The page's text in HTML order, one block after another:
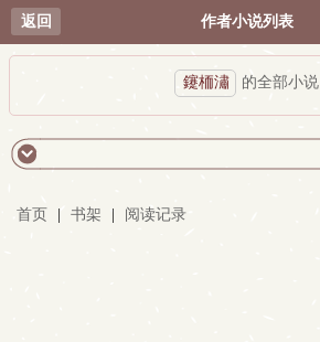
返回 作者小说列表
鑳栭潚 的全部小说
首页 书架 阅读记录